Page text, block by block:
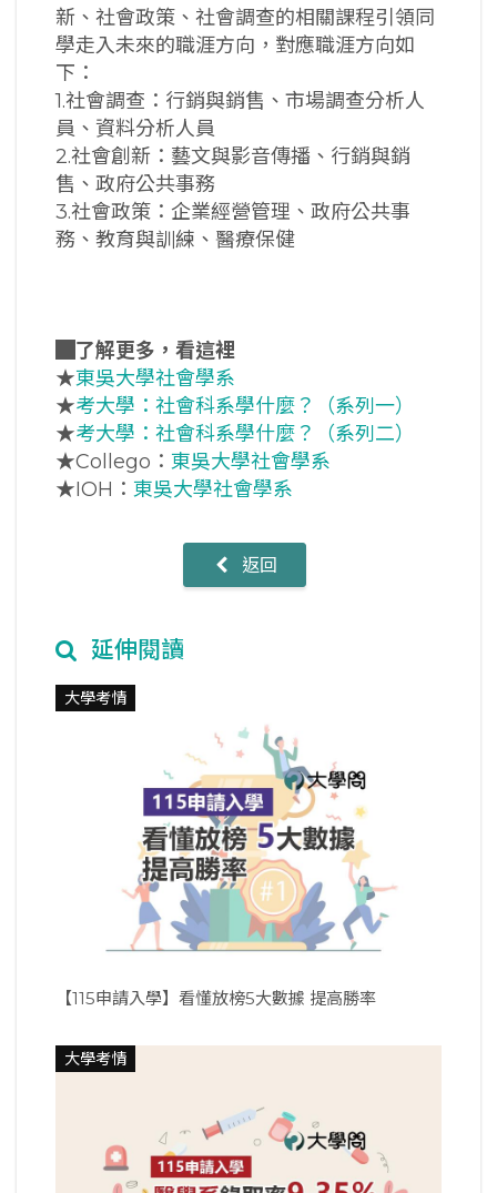
新、社會政策、社會調查的相關課程引領同
學走入未來的職涯方向，對應職涯方向如
下：
1.社會調查：行銷與銷售、市場調查分析人
員、資料分析人員
2.社會創新：藝文與影音傳播、行銷與銷
售、政府公共事務
3.社會政策：企業經營管理、政府公共事
務、教育與訓練、醫療保健
了解更多，看這裡
★東吳大學社會學系
★考大學：社會科系學什麼？（系列一）
★考大學：社會科系學什麼？（系列二）
★Collego： 東吳大學社會學系
★IOH： 東吳大學社會學系
返回
延伸閱讀
大學考情
【115申請入學】看懂放榜5大數據 提高勝率
大學考情